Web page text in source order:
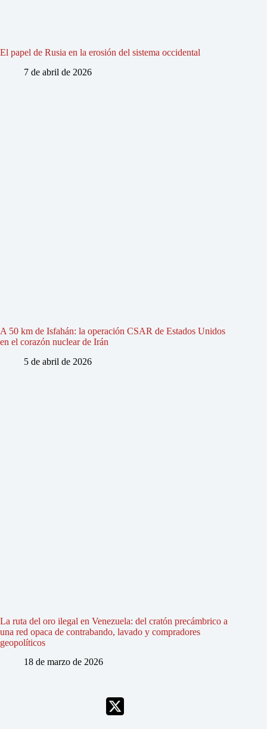
El papel de Rusia en la erosión del sistema occidental
7 de abril de 2026
A 50 km de Isfahán: la operación CSAR de Estados Unidos
en el corazón nuclear de Irán
5 de abril de 2026
La ruta del oro ilegal en Venezuela: del cratón precámbrico a
una red opaca de contrabando, lavado y compradores
geopolíticos
18 de marzo de 2026